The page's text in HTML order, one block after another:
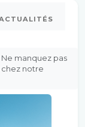
manquez pas
notre